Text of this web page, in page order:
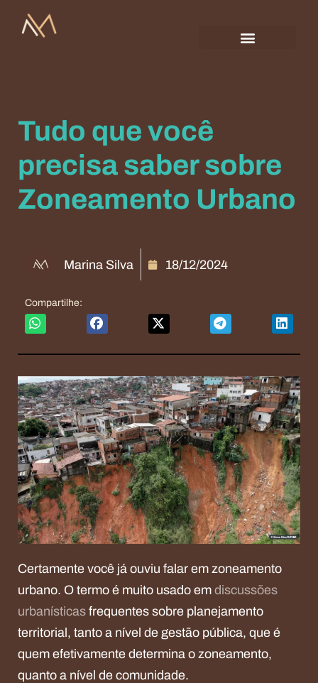
Tudo que você
precisa saber sobre
Zoneamento Urbano
Marina Silva 18/12/2024
Compartilhe:
Certamente você já ouviu falar em zoneamento
urbano. O termo é muito usado em discussões
urbanísticas frequentes sobre planejamento
territorial, tanto a nível de gestão pública, que é
quem efetivamente determina o zoneamento,
quanto a nível de comunidade.